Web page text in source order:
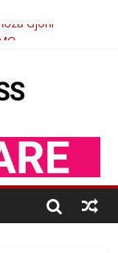
Gjoni
nga